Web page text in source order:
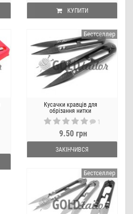
КУПИТИ
Бестселлер
Кусачки кравців для
обрізання нитки
1
9.50 грн
ЗАКІНЧИВСЯ
Бестселлер